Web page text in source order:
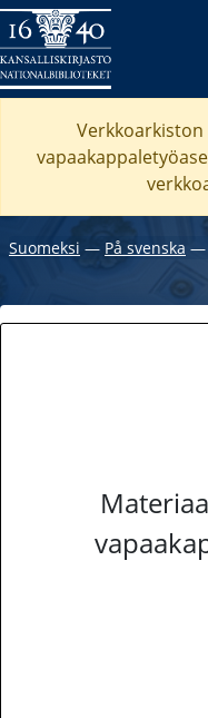
Suomeksi ― På svenska ―